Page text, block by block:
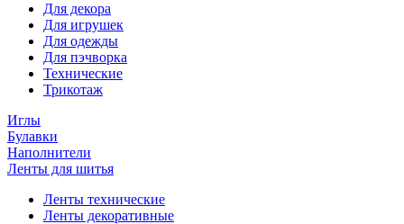
Для декора
Для игрушек
Для одежды
Для пэчворка
Технические
Трикотаж
Иглы
Булавки
Наполнители
Ленты для шитья
Ленты технические
Ленты декоративные